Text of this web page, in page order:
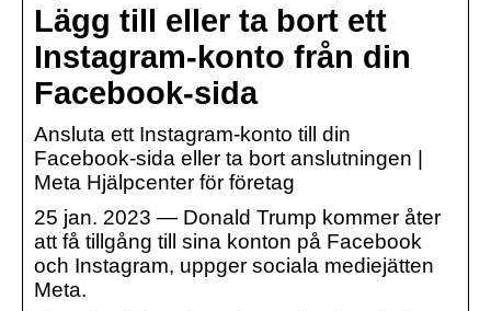
Lägg till eller ta bort ett
Instagram-konto från din
Facebook-sida
Ansluta ett Instagram-konto till din
Facebook-sida eller ta bort anslutningen |
Meta Hjälpcenter för företag
25 jan. 2023 — Donald Trump kommer åter
att få tillgång till sina konton på Facebook
och Instagram, uppger sociala mediejätten
Meta.